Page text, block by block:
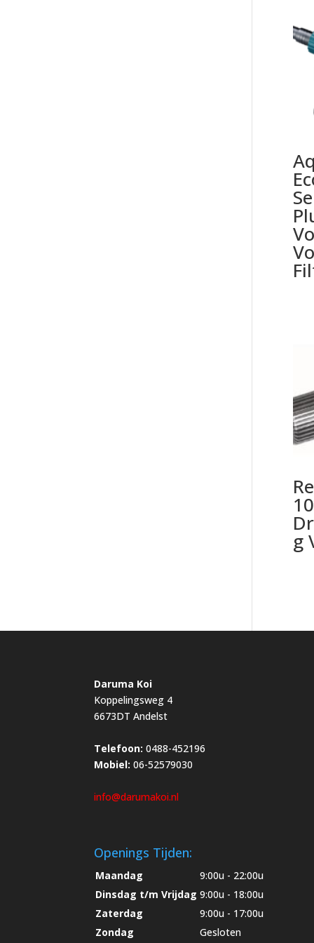
g
Daruma Koi
Koppelingsweg 4
6673DT Andelst
Telefoon: 0488-452196
Mobiel: 06-52579030
info@darumakoi.nl
Openings Tijden:
Maandag
9:00u - 22:00u
Dinsdag t/m Vrijdag 9:00u - 18:00u
Zaterdag
9:00u - 17:00u
Zondag
Gesloten